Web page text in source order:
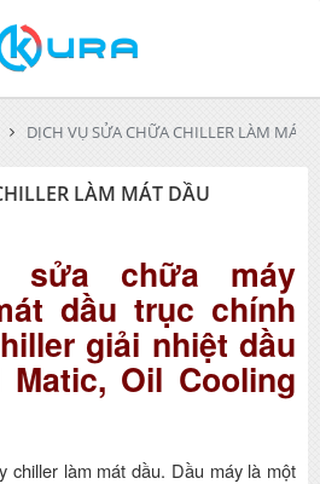
DỊCH VỤ SỬA CHỮA CHILLER LÀM MÁT
LÀM MÁT DẦU
sửa chữa máy
dầu trục chính
giải nhiệt dầu
Oil Cooling
chiller làm mát dầu. Dầu máy là một